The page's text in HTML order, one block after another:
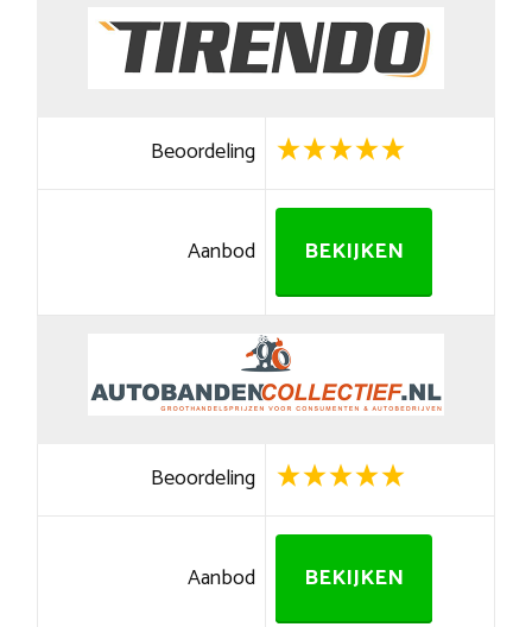
Beoordeling
Aanbod BEKIJKEN
Beoordeling
Aanbod BEKIJKEN